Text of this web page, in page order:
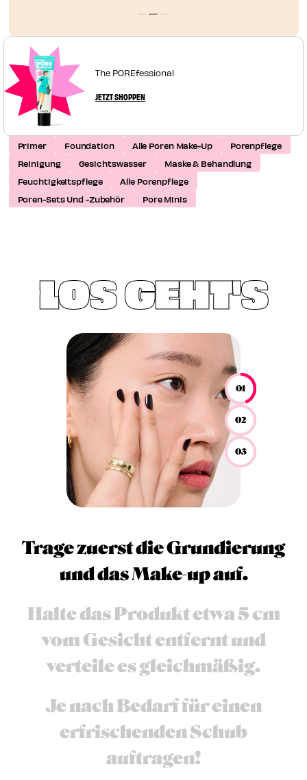
The POREfessional
JETZT SHOPPEN
Primer Foundation Alle Poren Make-Up
Porenpflege
Reinigung
Gesichtswasser
Maske & Behandlung
Feuchtigkeitspflege
⁠Alle Porenpflege
Poren-Sets Und -Zubehör
Pore Minis
Trage zuerst die Grundierung
und das Make-up auf.
Halte das Produkt etwa 5 cm
vom Gesicht entfernt und
verteile es gleichmäßig.
Je nach Bedarf für einen
erfrischenden Schub
auftragen!
LOS GEHT'S
01
02
03